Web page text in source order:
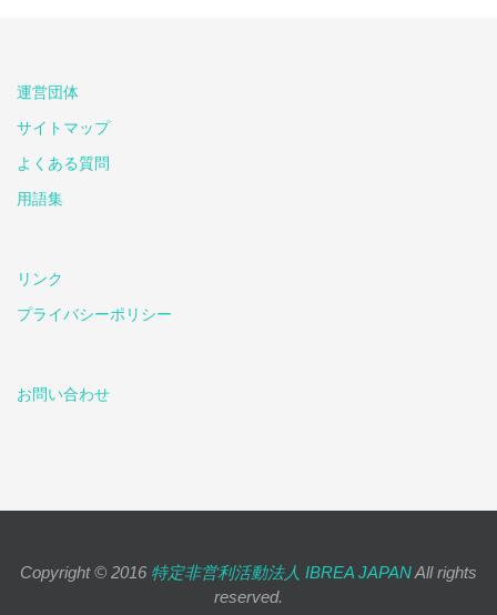
運営団体
サイトマップ
よくある質問
用語集
リンク
プライバシーポリシー
お問い合わせ
Copyright © 2016 特定非営利活動法人 IBREA JAPANAll rights
reserved.